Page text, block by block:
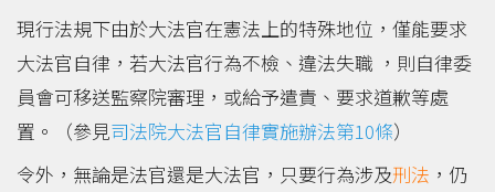
現行法規下由於大法官在憲法上的特殊地位，僅能要求
大法官自律，若大法官行為不檢、違法失職 ，則自律委
員會可移送監察院審理，或給予遣責、要求道歉等處
置。（參見司法院大法官自律實施辦法第10條）
令外，無論是法官還是大法官，只要行為涉及刑法 ，仍